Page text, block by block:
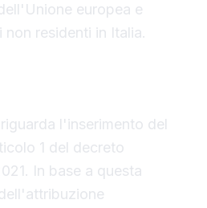
europea e
residenti in Italia.
l'inserimento del
1 del decreto
In base a questa